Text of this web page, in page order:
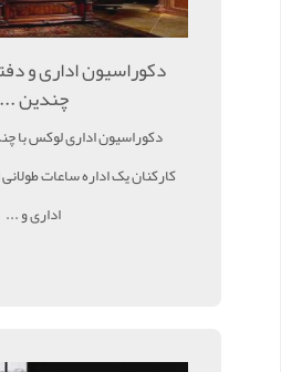
دکوراسیون اداری و
چندین ...
دکوراسیون اداری لوکس با
کارکنان یک اداره ساعات
اداری و ...